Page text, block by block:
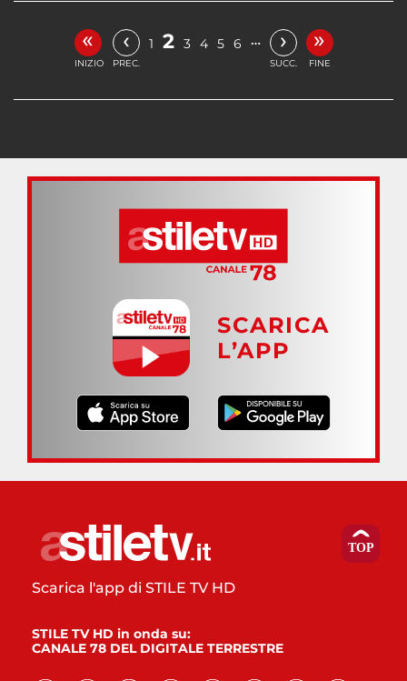
«
INIZIO
‹
PREC.
1 2 3 4 5 6 … ›
SUCC.
»
FINE
SCARICA
L’APP
Scarica l'app di STILE TV HD
STILE TV HD in onda su:
CANALE 78 DEL DIGITALE TERRESTRE